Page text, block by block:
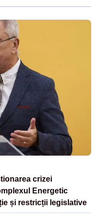
crizei
Energetic
și restricții legislative